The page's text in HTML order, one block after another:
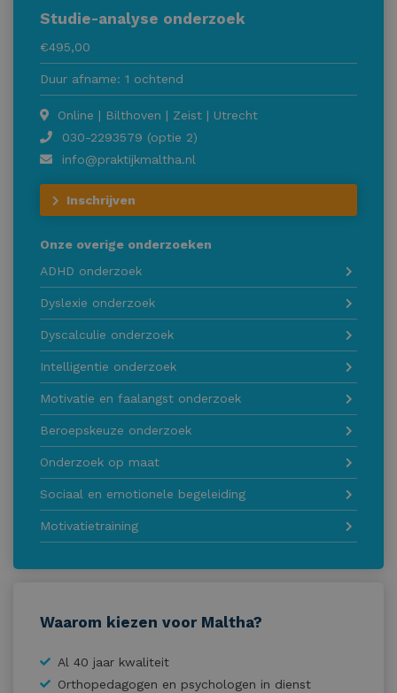
Studie-analyse onderzoek
€495,00
Duur afname: 1 ochtend
Online | Bilthoven | Zeist | Utrecht
030-2293579 (optie 2)
info@praktijkmaltha.nl
Inschrijven
Onze overige onderzoeken
ADHD onderzoek
Dyslexie onderzoek
Dyscalculie onderzoek
Intelligentie onderzoek
Motivatie en faalangst onderzoek
Beroepskeuze onderzoek
Onderzoek op maat
Sociaal en emotionele begeleiding
Motivatietraining
Waarom kiezen voor Maltha?
Al 40 jaar kwaliteit
Orthopedagogen en psychologen in dienst